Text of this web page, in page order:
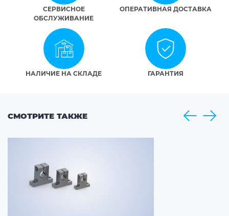
СЕРВИСНОЕ
ОБСЛУЖИВАНИЕ
ОПЕРАТИВНАЯ ДОСТАВКА
НАЛИЧИЕ НА СКЛАДЕ ГАРАНТИЯ
СМОТРИТЕ ТАКЖЕ